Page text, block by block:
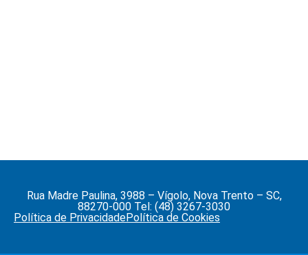
Rua Madre Paulina, 3988 – Vígolo, Nova Trento – SC,
88270-000 Tel: (48) 3267-3030
Política de PrivacidadePolítica de Cookies